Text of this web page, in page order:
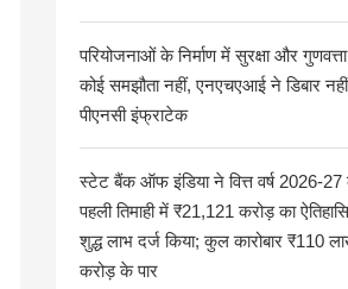
परियोजनाओं के निर्माण में सुरक्षा और
कोई समझौता नहीं, एनएचएआई ने डिबार नहीं
पीएनसी इंफ्राटेक
स्टेट बैंक ऑफ इंडिया ने वित्त वर्ष 2026-27
पहली तिमाही में ₹21,121 करोड़ का
शुद्ध लाभ दर्ज किया; कुल कारोबार ₹110
करोड़ के पार